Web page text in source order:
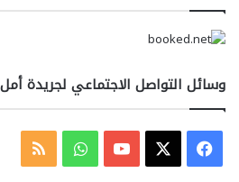
وسائل التواصل الاجتماعي لجريدة
فيسبوك ‫YouTubeواتسابملخص